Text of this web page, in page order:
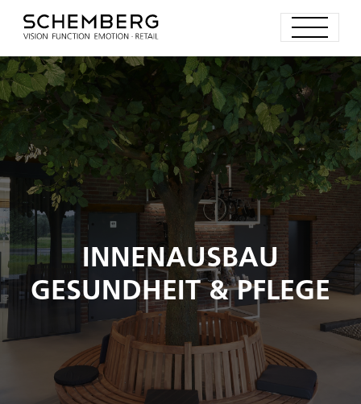
INNENAUSBAU
GESUNDHEIT & PFLEGE